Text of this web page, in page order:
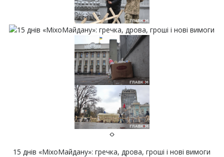
15 днів «МіхоМайдану»: гречка, дрова, гроші і нові вимоги